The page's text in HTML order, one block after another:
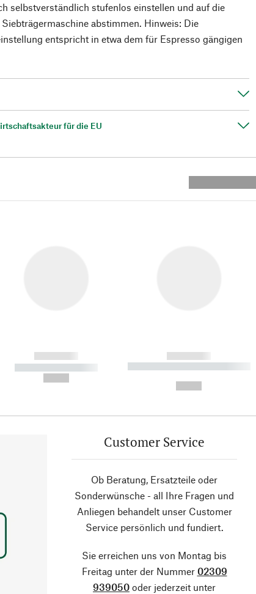
selbstverständlich stufenlos einstellen und auf die
abstimmen. Hinweis: Die
entspricht in etwa dem für Espresso gängigen
für die EU
------------
----------- -----------
------------
----------- ----------- ----------
Customer Service
Ob Beratung, Ersatzteile oder
Sonderwünsche - all Ihre Fragen und
Anliegen behandelt unser Customer
Service persönlich und fundiert.
Sie erreichen uns von Montag bis
Freitag unter der Nummer 02309
939050 oder jederzeit unter